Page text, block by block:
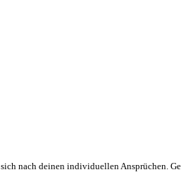
nach deinen individuellen Ansprüchen.